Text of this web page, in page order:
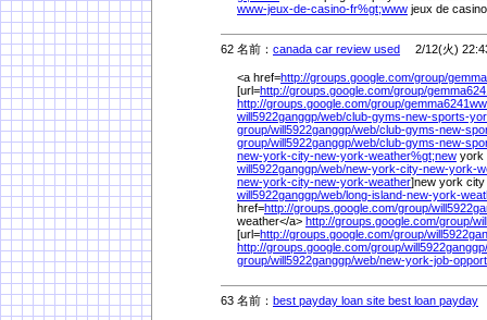
www-jeux-de-casino-fr%gt;www jeux de
62 名前： canada car review used 2/12(火)
<a href=http://groups.google.com/group/
[url=http://groups.google.com/group/
http://groups.google.com/group/
will5922ganggp/web/club-gyms-new-sports-
group/will5922ganggp/web/club-gyms-new-
group/will5922ganggp/web/club-gyms-new-
new-york-city-new-york-weather%gt;new york
will5922ganggp/web/new-york-city-new-york-
new-york-city-new-york-weather]new york
will5922ganggp/web/long-island-new-york-
href=http://groups.google.com/group/
weather</a> http://groups.google.com/group/
[url=http://groups.google.com/group/
http://groups.google.com/group/will5922ganggp/
group/will5922ganggp/web/new-york-job-
63 名前： best payday loan site best loan payday